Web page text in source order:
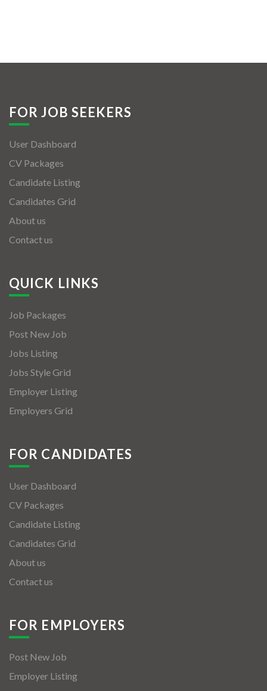
FOR JOB SEEKERS
User Dashboard
CV Packages
Candidate Listing
Candidates Grid
About us
Contact us
QUICK LINKS
Job Packages
Post New Job
Jobs Listing
Jobs Style Grid
Employer Listing
Employers Grid
FOR CANDIDATES
User Dashboard
CV Packages
Candidate Listing
Candidates Grid
About us
Contact us
FOR EMPLOYERS
Post New Job
Employer Listing